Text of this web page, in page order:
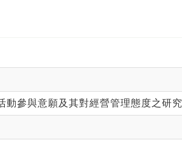
參與意願及其對經營管理態度之研究